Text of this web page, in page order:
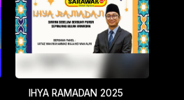
IHYA RAMADAN 2025